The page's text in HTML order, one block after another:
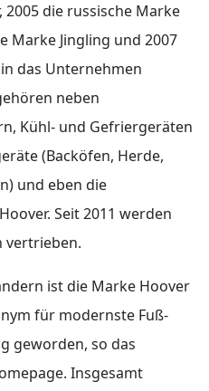
die russische Marke
Marke Jingling und 2007
das Unternehmen
neben
Kühl- und Gefriergeräten
(Backöfen, Herde,
und eben die
Seit 2011 werden
vertrieben.
ist die Marke Hoover
für modernste Fuß-
geworden, so das
Insgesamt